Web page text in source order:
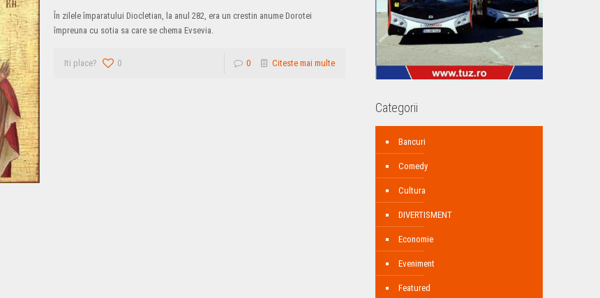
În zilele împaratului Diocletian, la anul 282, era un crestin anume Dorotei
împreuna cu sotia sa care se chema Evsevia.
Iti place? 0 0 Citeste mai multe
Categorii
Bancuri
Comedy
Cultura
DIVERTISMENT
Economie
Eveniment
Featured